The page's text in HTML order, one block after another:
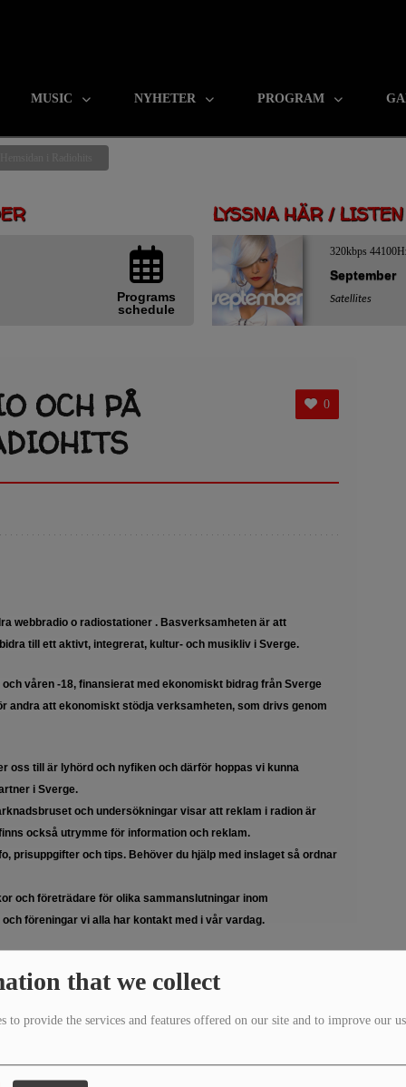
that we collect
to provide the services and features offered on our site and to improve our
MUSIC NYHETER PROGRAM
Programs
schedule
LYSSNA HÄR /
320kbps
September
Satellites
0
OCH PÅ
webbradio o radiostationer . Basverksamheten är att
till ett aktivt, integrerat, kultur- och musikliv i Sverge.
våren -18, finansierat med ekonomiskt bidrag från Sverge
andra att ekonomiskt stödja verksamheten, som drivs genom
oss till är lyhörd och nyfiken och därför hoppas vi kunna
i Sverge.
och undersökningar visar att reklam i radion är
också utrymme för information och reklam.
prisuppgifter och tips. Behöver du hjälp med inslaget så ordnar
och företrädare för olika sammanslutningar inom
föreningar vi alla har kontakt med i vår vardag.
som svarar mot kanalens policy och kan verka positivt för